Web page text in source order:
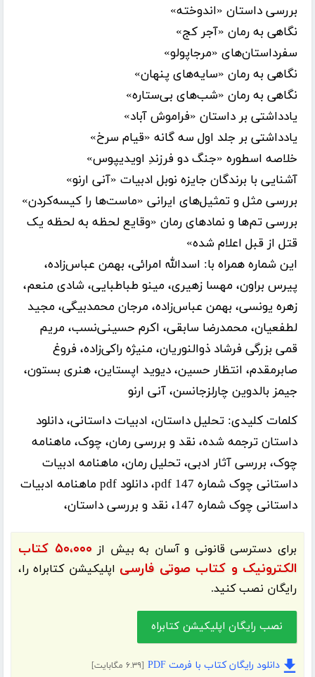
بررسی داستان «اندوخته»
نگاهی به رمان «آجر کج»
سفرداستان‌های «مرجاپولو»
نگاهی به رمان «سایه‌های پنهان»
نگاهی به رمان «شب‌های بی‌ستاره»
یادداشتی بر داستان «فراموش آباد»
یادداشتی بر جلد اول سه گانه «قیام سرخ»
خلاصه اسطوره «جنگ دو فرزندِ اویدیپوس»
آشنایی با برندگان جایزه نوبل ادبیات «آنی ارنو»
بررسی مثل و تمثیل‌های ایرانی «ماست‌ها را کیسه‌کردن»
بررسی تم‌ها و نمادهای رمان «وقایع لحظه به لحظه یک
قتل از قبل اعلام شده»
این شماره همراه با: اسدالله امرائی، بهمن عباس‌زاده،
پیرس براون، مهسا زهیری، مینو طباطبایی، شادی منعم،
زهره یونسی، بهمن عباس‌زاده، مرجان محمدبیگی، مجید
لطفعیان، محمدرضا سابقی، اکرم حسینی‌نسب، مریم
قمی بزرگی فرشاد ذوالنوریان، منیژه راکی‌زاده، فروغ
صابرمقدم، انتظار حسین، دیوید اپستاین، هنری بستون،
جیمز بالدوین چارلزجانسن، آنی ارنو
کلمات کلیدی: تحلیل داستان، ادبیات داستانی، دانلود
داستان ترجمه شده، نقد و بررسی رمان، چوک، ماهنامه
چوک، بررسی آثار ادبی، تحلیل رمان، ماهنامه ادبیات
داستانی چوک شماره 147 pdf، دانلود pdf ماهنامه ادبیات
داستانی چوک شماره 147، نقد و بررسی داستان،
برای دسترسی قانونی و آسان به بیش از
۵۰،۰۰۰ کتاب
الکترونیک و کتاب صوتی فارسی اپلیکیشنکتابراهرا،
رایگان نصب کنید.
نصب رایگان اپلیکیشن کتابراه
دانلود رایگان کتاب با فرمت PDF [۶.۳۹ مگابایت]